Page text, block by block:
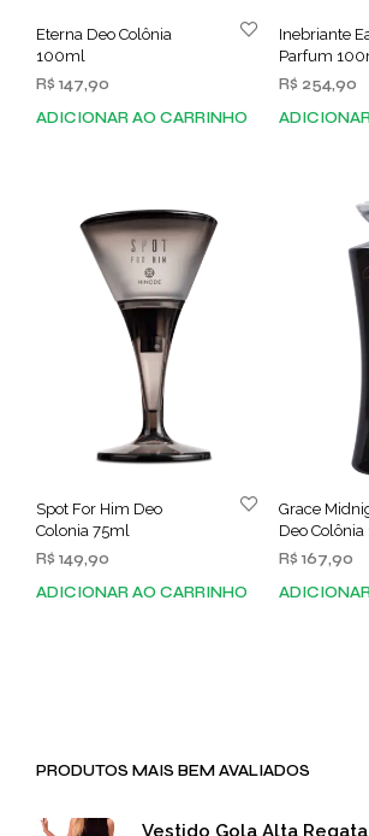
Eterna Deo Colônia
100ml
R$ 147,90
ADICIONAR AO CARRINHO
Inebriante
Parfum
R$ 254,90
Spot For Him Deo
Colonia 75ml
R$ 149,90
ADICIONAR AO CARRINHO
Grace
Deo Colônia
R$ 167,90
PRODUTOS MAIS BEM AVALIADOS
Vestido Gola Alta